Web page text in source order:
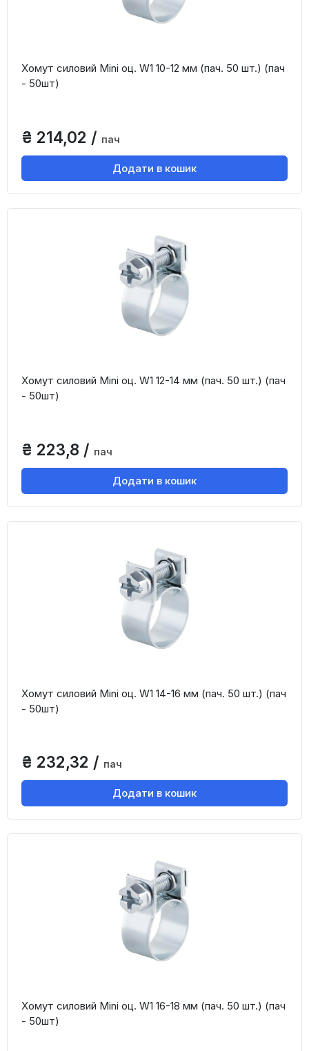
Хомут силовий Mini оц. W1 10-12 мм (пач. 50 шт.) (пач
- 50шт)
₴ 214,02 / пач
Додати в кошик
Хомут силовий Mini оц. W1 12-14 мм (пач. 50 шт.) (пач
- 50шт)
₴ 223,8 / пач
Додати в кошик
Хомут силовий Mini оц. W1 14-16 мм (пач. 50 шт.) (пач
- 50шт)
₴ 232,32 / пач
Додати в кошик
Хомут силовий Mini оц. W1 16-18 мм (пач. 50 шт.) (пач
- 50шт)